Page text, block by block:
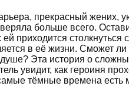
прекрасный
больше всего.
приходится
в её жизни. Сможет
Эта история о
увидит, как героиня
тёмные времена